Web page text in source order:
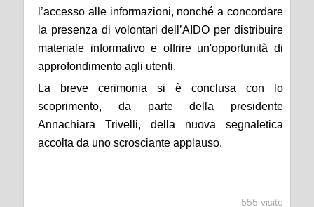
l’accesso alle informazioni, nonché a concordare
la presenza di volontari dell’AIDO per distribuire
materiale informativo e offrire un'opportunità di
approfondimento agli utenti.
La breve cerimonia si è conclusa con lo
scoprimento, da parte della presidente
Annachiara Trivelli, della nuova segnaletica
accolta da uno scrosciante applauso.
555 visite